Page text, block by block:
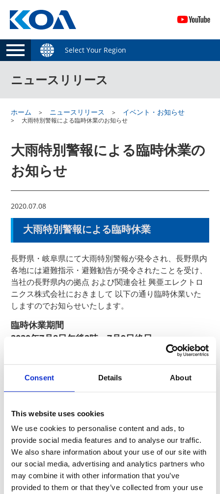
Consent Details About
This website uses cookies
We use cookies to personalise content and ads, to
provide social media features and to analyse our traffic.
We also share information about your use of our site with
our social media, advertising and analytics partners who
may combine it with other information that you’ve
provided to them or that they’ve collected from your use
Select Your Region
ニュースリリース
ホーム ニュースリリース イベント・お知らせ
大雨特別警報による臨時休業のお知らせ
大雨特別警報による臨時休業の
お知らせ
2020.07.08
大雨特別警報による臨時休業
長野県・岐阜県にて大雨特別警報が発令され、長野県内
各地には避難指示・避難勧告が発令されたことを受け、
当社の長野県内の拠点 および関連会社 興亜エレクトロ
ニクス株式会社におきまして 以下の通り臨時休業いた
しますのでお知らせいたします。
臨時休業期間
2020年7月8日午後2時～7月9日終日
なお、長野県以外の拠点につきましては通常通り営業し
お問合せ先：経管理イニシアティブ総務センター ０２
６５－７０－７１７１
以上